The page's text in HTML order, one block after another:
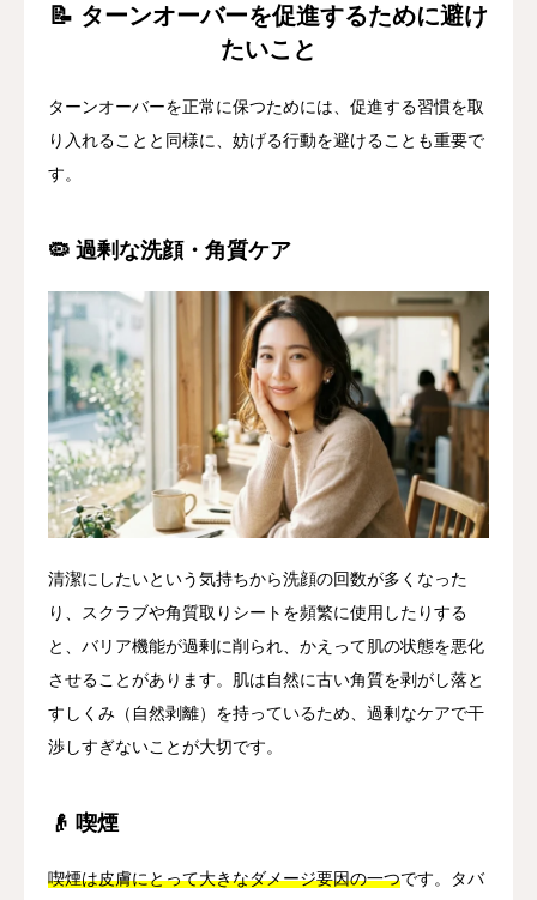
📝 ターンオーバーを促進するために避け
たいこと
ターンオーバーを正常に保つためには、促進する習慣を取
り入れることと同様に、妨げる行動を避けることも重要で
す。
🦠 過剰な洗顔・角質ケア
清潔にしたいという気持ちから洗顔の回数が多くなった
り、スクラブや角質取りシートを頻繁に使用したりする
と、バリア機能が過剰に削られ、かえって肌の状態を悪化
させることがあります。肌は自然に古い角質を剥がし落と
すしくみ（自然剥離）を持っているため、過剰なケアで干
渉しすぎないことが大切です。
👴 喫煙
喫煙は皮膚にとって大きなダメージ要因の一つです。タバ